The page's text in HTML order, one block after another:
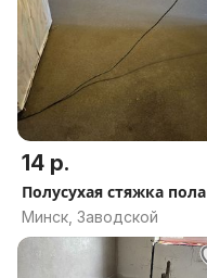
14 р.
Полусухая стяжка пола
Минск, Заводской